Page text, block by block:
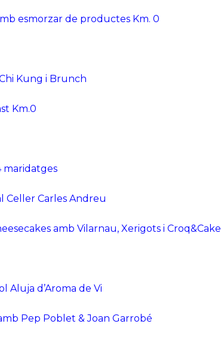
esmorzar de productes Km. 0
Kung i Brunch
Km.0
maridatges
Celler Carles Andreu
amb Vilarnau, Xerigots i Croq&Cake
Aluja d’Aroma de Vi
Pep Poblet & Joan Garrobé